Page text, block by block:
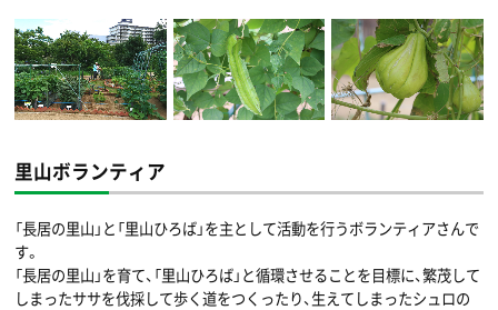
里山ボランティア
「長居の里山」と「里山ひろば」を主として活動を行うボランティアさんで
す。
「長居の里山」を育て、「里山ひろば」と循環させることを目標に、繁茂して
しまったササを伐採して歩く道をつくったり、生えてしまったシュロの